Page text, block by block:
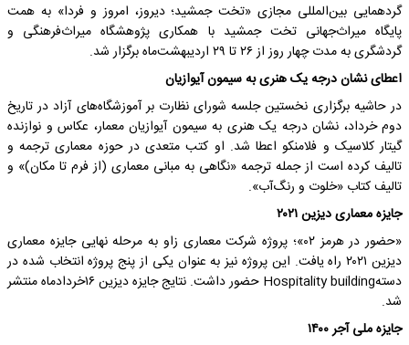
گردهمایی بین‌المللی مجازی «تخت جمشید؛ دیروز، امروز و فردا» به همت
پایگاه میراث‌جهانی تخت جمشید با همکاری پژوهشگاه میراث‌فرهنگی و
گردشگری به مدت چهار روز از ۲۶ تا ۲۹ اردیبهشت‌ماه برگزار شد.
اعطای نشان درجه یک هنری به سیمون آیوازیان
در حاشیه برگزاری نخستین جلسه شورای نظارت بر آموزشگاه‌‌های آزاد در تاریخ
دوم خرداد، نشان درجه یک هنری به سیمون آیوازیان معمار، عکاس و نوازنده
گیتار کلاسیک و فلامنکو اعطا شد. او کتب متعدی در حوزه معماری ترجمه و
تالیف کرده است از جمله ترجمه «نگاهی به مبانی معماری (از فرم تا مکان)» و
تالیف کتاب «خلوت و رنگ‌آب».
جایزه معماری دیزین ۲۰۲۱
«حضور در هرمز ۰۲»؛ پروژه شرکت معماری زاو به مرحله نهایی جایزه معماری
دیزین ۲۰۲۱ راه یافت. این پروژه نیز به عنوان یکی از پنج پروژه انتخاب شده در
دستهHospitality building حضور داشت. نتایج جایزه دیزین ۱۶خردادماه منتشر
شد.
جایزه ملی آجر ۱۴۰۰